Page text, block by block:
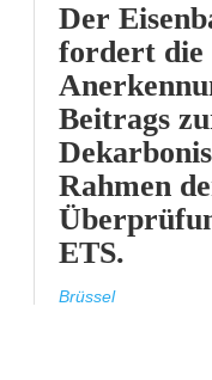
Der
fordert die
Beitrags
Rahmen
ETS.
Brüssel